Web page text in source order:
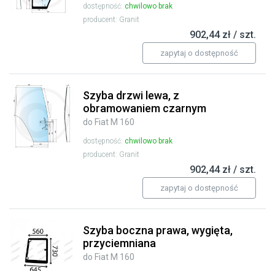
dostępność: chwilowo brak
producent: Granit
902,44 zł / szt.
zapytaj o dostępność
Szyba drzwi lewa, z
obramowaniem czarnym
do Fiat M 160
dostępność: chwilowo brak
producent: Granit
902,44 zł / szt.
zapytaj o dostępność
Szyba boczna prawa, wygięta,
przyciemniana
do Fiat M 160